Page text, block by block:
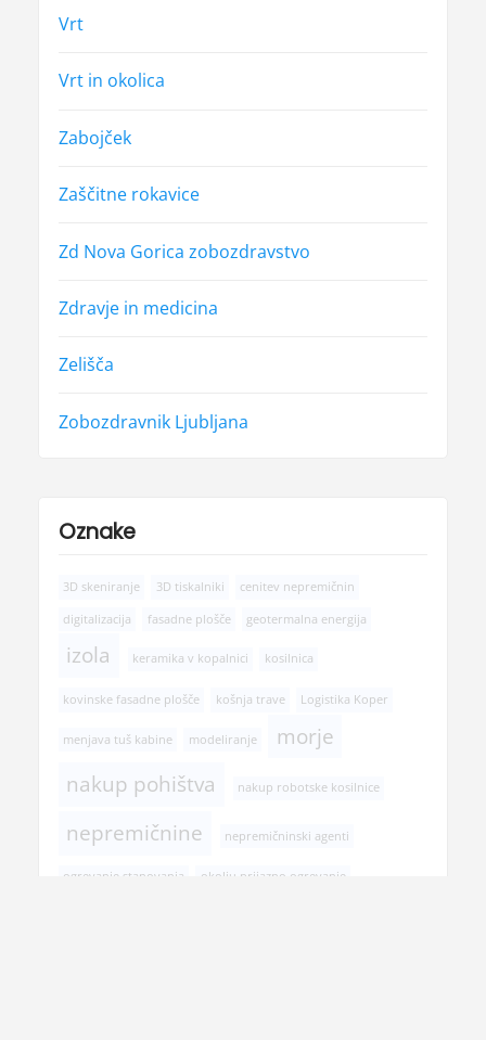
Vrt
Vrt in okolica
Zabojček
Zaščitne rokavice
Zd Nova Gorica zobozdravstvo
Zdravje in medicina
Zelišča
Zobozdravnik Ljubljana
Oznake
3D skeniranje 3D tiskalniki cenitev nepremičnin
digitalizacija fasadne plošče geotermalna energija
izola keramika v kopalnici kosilnica
kovinske fasadne plošče košnja trave Logistika Koper
menjava tuš kabine modeliranje
morje
nakup pohištva
nakup robotske kosilnice
nepremičnine nepremičninski agenti
ogrevanje stanovanja okolju prijazno ogrevanje